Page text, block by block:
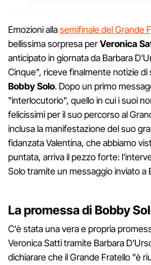
Emozioni allasemifinale del Grande
bellissima sorpresa perVeronica
anticipato in giornata da Barbara
Cinque", riceve finalmente notizie di
BobbySolo. Dopo un primo
"interlocutorio", quello in cui i suoi
felicissimi per il suo percorso al
inclusa la manifestazione del suo
fidanzata Valentina, che abbiamo
puntata, arriva il pezzo forte:
Solo tramite un messaggio inviato a
La promessa di Bobby
C'è stata una vera e propria
Veronica Satti tramite Barbara
dichiarare che il Grande Fratello "è